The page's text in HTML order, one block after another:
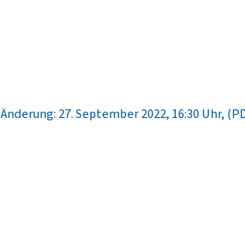
27. September 2022, 16:30 Uhr,